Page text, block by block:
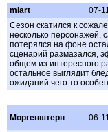
miart 07-
Сезон скатился к
несколько персонажей,
потерялся на фоне
сценарий размазался,
общем из интересного
остальное выглядит
ожиданий чего то
Моргенштерн 06-